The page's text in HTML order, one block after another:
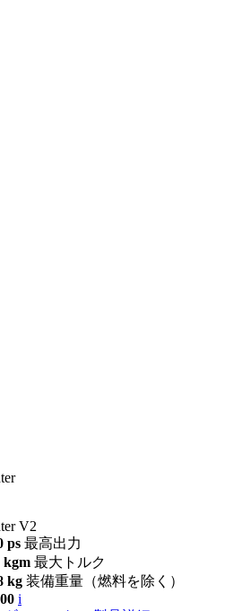
V2
ps 最高出力
kgm 最大トルク
kg 装備重量（燃料を除く）
i